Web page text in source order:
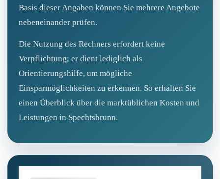
Basis dieser Angaben können Sie mehrere Angebote
nebeneinander prüfen.
Die Nutzung des Rechners erfordert keine
Verpflichtung; er dient lediglich als
Orientierungshilfe, um mögliche
Einsparmöglichkeiten zu erkennen. So erhalten Sie
einen Überblick über die marktüblichen Kosten und
Leistungen in Spechtsbrunn.